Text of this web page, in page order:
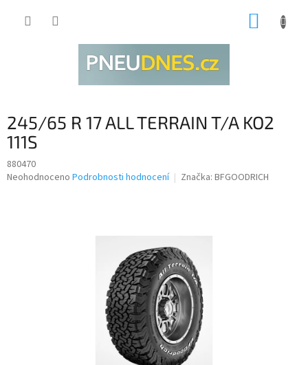
245/65 R 17 ALL TERRAIN T/A KO2
111S
880470
Průměrné
Neohodnoceno Podrobnosti hodnocení Značka: BFGOODRICH